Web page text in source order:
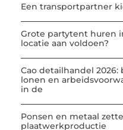
Een transportpartner
Grote partytent huren
locatie aan voldoen?
Cao detailhandel
lonen en
in de
Ponsen en metaal
plaatwerkproductie